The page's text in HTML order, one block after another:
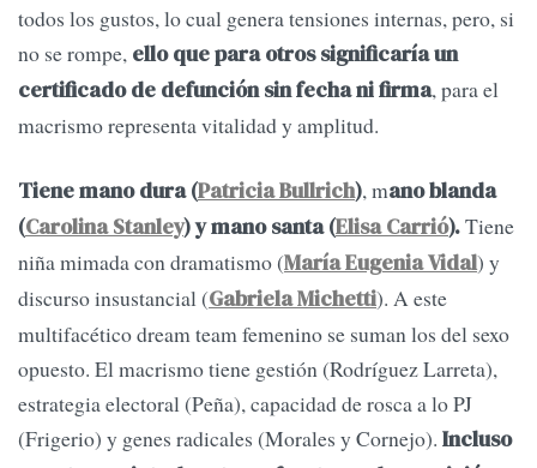
todos los gustos, lo cual genera tensiones internas, pero, si
no se rompe, ello que para otros significaría un
certificado de defunción sin fecha ni firma, para el
macrismo representa vitalidad y amplitud.
Tiene mano dura (Patricia Bullrich), mano blanda
(Carolina Stanley) y mano santa (Elisa Carrió).Tiene
niña mimada con dramatismo (María Eugenia Vidal) y
discurso insustancial (Gabriela Michetti). A este
multifacético dream team femenino se suman los del sexo
opuesto. El macrismo tiene gestión (Rodríguez Larreta),
estrategia electoral (Peña), capacidad de rosca a lo PJ
(Frigerio) y genes radicales (Morales y Cornejo). Incluso